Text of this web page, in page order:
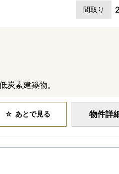
間取り
素建築物。
あとで見る 物件詳